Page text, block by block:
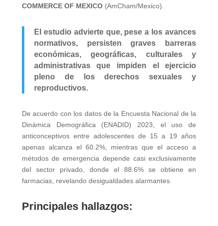
COMMERCE OF MEXICO(AmCham/Mexico).
El estudio advierte que, pese a los avances
normativos, persisten graves barreras
económicas, geográficas, culturales y
administrativas que impiden el ejercicio
pleno de los derechos sexuales y
reproductivos.
De acuerdo con los datos de la Encuesta Nacional de la
Dinámica Demográfica (ENADID) 2023, el uso de
anticonceptivos entre adolescentes de 15 a 19 años
apenas alcanza el 60.2%, mientras que el acceso a
métodos de emergencia depende casi exclusivamente
del sector privado, donde el 88.6% se obtiene en
farmacias, revelando desigualdades alarmantes.
Principales hallazgos: